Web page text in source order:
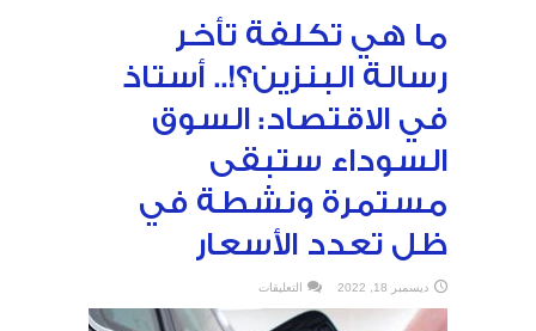
ما هي تكلفة تأخر
رسالة البنزين؟!.. أستاذ
في الاقتصاد: السوق
السوداء ستبقى
مستمرة ونشطة في
ظل تعدد الأسعار
ديسمبر 18, 2022 التعليقات
هي